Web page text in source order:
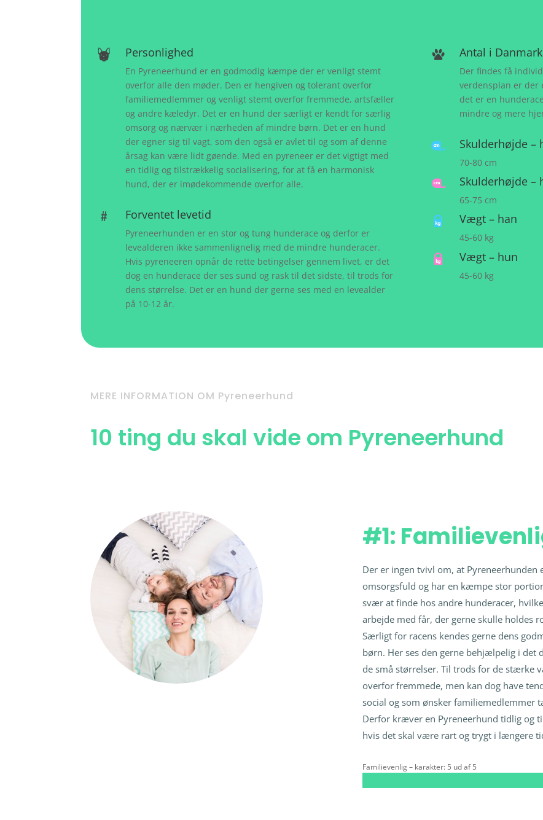
Personlighed
En Pyreneerhund er en godmodig kæmpe der er venligt stemt
overfor alle den møder. Den er hengiven og tolerant overfor
familiemedlemmer og venligt stemt overfor fremmede, artsfæller
og andre kæledyr. Det er en hund der særligt er kendt for særlig
omsorg og nærvær i nærheden af mindre børn. Det er en hund
der egner sig til vagt, som den også er avlet til og som af denne
årsag kan være lidt gøende. Med en pyreneer er det vigtigt med
en tidlig og tilstrækkelig socialisering, for at få en harmonisk
hund, der er imødekommende overfor alle.
Forventet levetid
Pyreneerhunden er en stor og tung hunderace og derfor er
levealderen ikke sammenlignelig med de mindre hunderacer.
Hvis pyreneeren opnår de rette betingelser gennem livet, er det
dog en hunderace der ses sund og rask til det sidste, til trods for
dens størrelse. Det er en hund der gerne ses med en levealder
på 10-12 år.
Antal i Danmark
Der findes få
verdensplan er der
det er en
mindre og mere
Skulderhøjde –
70-80 cm
Skulderhøjde –
65-75 cm
Vægt – han
45-60 kg
Vægt – hun
45-60 kg
MERE INFORMATION OM Pyreneerhund
10 ting du skal vide om Pyreneerhund
#1:
Der er ingen tvivl om, at
omsorgsfuld og har en kæmpe stor
svær at finde hos andre hunderacer,
arbejde med får, der gerne skulle holdes
Særligt for racens kendes gerne dens
børn. Her ses den gerne behjælpelig i det
de små størrelser. Til trods for de stærke
overfor fremmede, men kan dog have
social og som ønsker
Derfor kræver en Pyreneerhund tidlig
hvis det skal være rart og trygt i længere
Familievenlig – karakter: 5 ud af 5